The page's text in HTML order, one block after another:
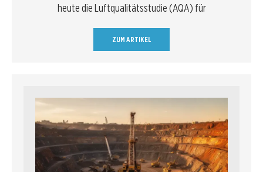
heute die Luftqualitätsstudie (AQA) für
ZUM ARTIKEL